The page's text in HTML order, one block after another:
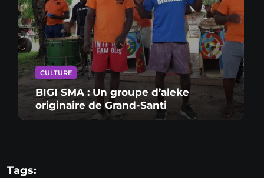
CULTURE
BIGI SMA : Un groupe d’aleke
originaire de Grand-Santi
Tags: